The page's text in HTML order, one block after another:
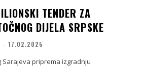
TENDER ZA
DIJELA SRPSKE
- 17.02.2025
Sarajeva priprema izgradnju